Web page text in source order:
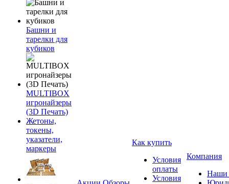
Башни и
тарелки для
кубиков
MULTIBOX
игронайзеры
(3D Печать)
Жетоны,
токены,
указатели,
маркеры
Как купить
Условия
оплаты
Условия
Компания
Наши